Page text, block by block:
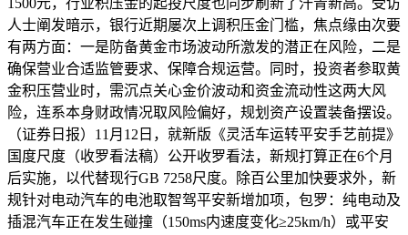
1500元，行业积压金的起投尺度也同步刷新了汗青新高。受访
人士阐发暗示，银行近期屡次上调积压金门槛，焦点缘由次要
有两方面：一是防备黄金市场波动所激发的潜正在风险，二是
确保营业合适监管要求、保障合规运营。同时，投资者参取黄
金积压营业时，需沉点关心金价波动和资金流动性这两大风
险，连系本身财政情况取风险偏好，规划资产设置装备摆设。
（证券日报）11月12日，就新版《灵活车运转平安手艺前提》
国度尺度（收罗看法稿）公开收罗看法，新规打算正在6个月
后实施，以代替现行GB 7258尺度。除百公里加快要求外，新
规针对电动汽车的电池取智驾平安新增加项，包罗：纯电动及
插混汽车正在发生碰撞（150ms内速度变化≥25km/h）或平安